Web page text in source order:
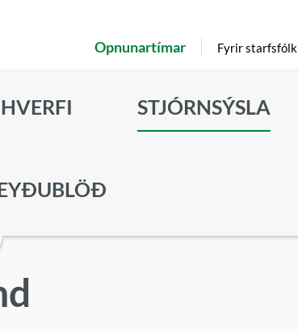
STJÓRNSÝSLA
Opnunartímar Fyrir starfsfólk